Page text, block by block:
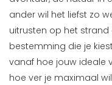
ander wil het liefst zo
uitrusten op het
bestemming die je
vanaf hoe jouw ideale
hoe ver je maximaal